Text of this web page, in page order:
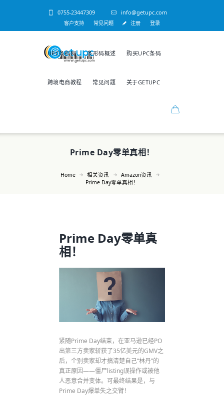
0755-23447309 info@getupc.com
客户支持 常见问题 注册 登录
UPC条码网 条形码概述 购买UPC条码
跨境电商教程 常见问题 关于GETUPC
Prime Day零单真相！
Home 相关资讯
Amazon资讯
Prime Day零单真相！
Prime Day零单真
相！
紧随Prime Day结束，在亚马逊已经PO
出第三方卖家斩获了35亿美元的GMV之
后，个别卖家却才搞清楚自己“林丹”的
真正原因——僵尸listing误操作或被他
人恶意合并变体。可最终结果是，与
Prime Day爆单失之交臂！